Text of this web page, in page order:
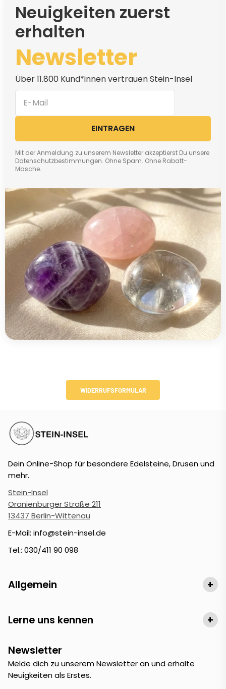
Neuigkeiten zuerst
erhalten
Newsletter
Über 11.800 Kund*innen vertrauen Stein-Insel
EINTRAGEN
Mit der Anmeldung zu unserem Newsletter akzeptierst Du unsere
Datenschutzbestimmungen. Ohne Spam. Ohne Rabatt-
Masche.
WIDERRUFSFORMULAR
Dein Online-Shop für besondere Edelsteine, Drusen und
mehr.
Stein-Insel
Oranienburger Straße 211
13437 Berlin-Wittenau
E-Mail: info@stein-insel.de
Tel.: 030/411 90 098
Allgemein +
Lerne uns kennen +
Newsletter
Melde dich zu unserem Newsletter an und erhalte
Neuigkeiten als Erstes.